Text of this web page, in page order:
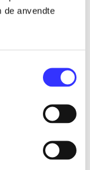
de anvendte